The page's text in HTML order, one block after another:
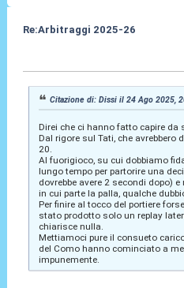
Re:Arbitraggi 2025-26
Citazione di: Dissi il 24 Ago 2025,
Direi che ci hanno fatto capire da
Dal rigore sul Tati, che avrebbero
20.
Al fuorigioco, su cui dobbiamo
lungo tempo per partorire una
dovrebbe avere 2 secondi dopo)
in cui parte la palla, qualche
Per finire al tocco del portiere
stato prodotto solo un replay
chiarisce nulla.
Mettiamoci pure il consueto
del Como hanno cominciato a
impunemente.